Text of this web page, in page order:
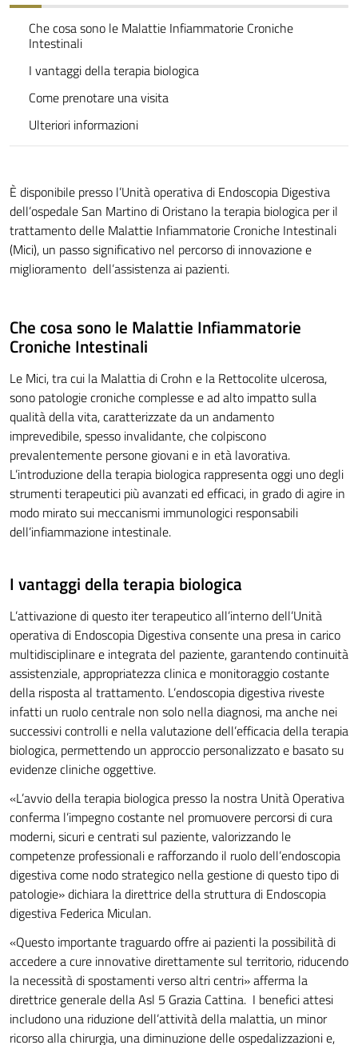
Che cosa sono le Malattie Infiammatorie Croniche
Intestinali
I vantaggi della terapia biologica
Come prenotare una visita
Ulteriori informazioni
È disponibile presso l’Unità operativa di Endoscopia Digestiva
dell’ospedale San Martino di Oristano la terapia biologica per il
trattamento delle Malattie Infiammatorie Croniche Intestinali
(Mici), un passo significativo nel percorso di innovazione e
miglioramento dell’assistenza ai pazienti.
Che cosa sono le Malattie Infiammatorie
Croniche Intestinali
Le Mici, tra cui la Malattia di Crohn e la Rettocolite ulcerosa,
sono patologie croniche complesse e ad alto impatto sulla
qualità della vita, caratterizzate da un andamento
imprevedibile, spesso invalidante, che colpiscono
prevalentemente persone giovani e in età lavorativa.
L’introduzione della terapia biologica rappresenta oggi uno degli
strumenti terapeutici più avanzati ed efficaci, in grado di agire in
modo mirato sui meccanismi immunologici responsabili
dell’infiammazione intestinale.
I vantaggi della terapia biologica
L’attivazione di questo iter terapeutico all’interno dell’Unità
operativa di Endoscopia Digestiva consente una presa in carico
multidisciplinare e integrata del paziente, garantendo continuità
assistenziale, appropriatezza clinica e monitoraggio costante
della risposta al trattamento. L’endoscopia digestiva riveste
infatti un ruolo centrale non solo nella diagnosi, ma anche nei
successivi controlli e nella valutazione dell’efficacia della terapia
biologica, permettendo un approccio personalizzato e basato su
evidenze cliniche oggettive.
«L’avvio della terapia biologica presso la nostra Unità Operativa
conferma l’impegno costante nel promuovere percorsi di cura
moderni, sicuri e centrati sul paziente, valorizzando le
competenze professionali e rafforzando il ruolo dell’endoscopia
digestiva come nodo strategico nella gestione di questo tipo di
patologie» dichiara la direttrice della struttura di Endoscopia
digestiva Federica Miculan.
«Questo importante traguardo offre ai pazienti la possibilità di
accedere a cure innovative direttamente sul territorio, riducendo
la necessità di spostamenti verso altri centri» afferma la
direttrice generale della Asl 5 Grazia Cattina. I benefici attesi
includono una riduzione dell’attività della malattia, un minor
ricorso alla chirurgia, una diminuzione delle ospedalizzazioni e,